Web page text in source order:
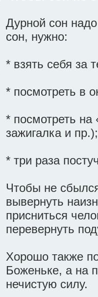
Дурной сон
сон, нужно:
* взять себя за
* посмотреть в
* посмотреть на
зажигалка и пр.);
* три раза
Чтобы не
вывернуть
присниться
перевернуть
Хорошо также
Боженьке, а на
нечистую силу.